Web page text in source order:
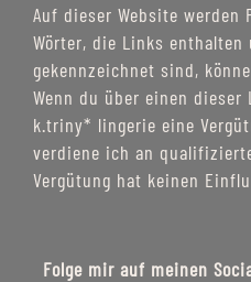
Auf dieser Website werden
Wörter, die Links
gekennzeichnet sind,
Wenn du über einen
k.triny* lingerie eine
verdiene ich an
Vergütung hat keinen
Folge mir auf meinen